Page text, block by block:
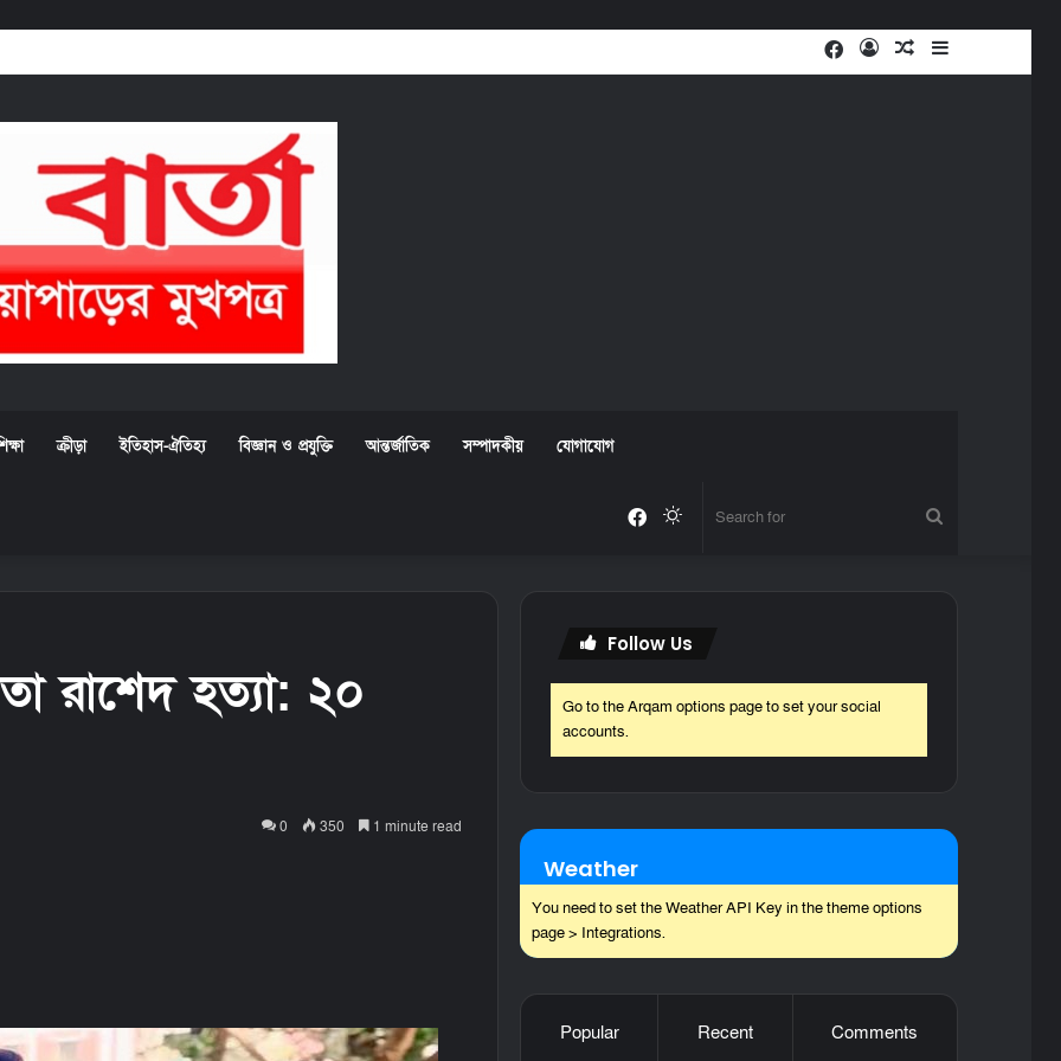
Random
Log
Facebook
ক্রীড়া ইতিহাস-ঐতিহ্য বিজ্ঞান ও প্রযুক্তি আন্তর্জাতিক সম্পাদকীয় যোগাযোগ
Switch
Facebook
রাশেদ হত্যা: ২০
0 350 1 minute read
Follow Us
Go to the Arqam options page to set your social
accounts.
Weather
You need to set the Weather API Key in the theme options
page > Integrations.
Popular Recent Comments